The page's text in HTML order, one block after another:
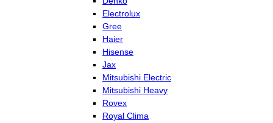
Electrolux
Gree
Haier
Hisense
Jax
Mitsubishi Electric
Mitsubishi Heavy
Rovex
Royal Clima